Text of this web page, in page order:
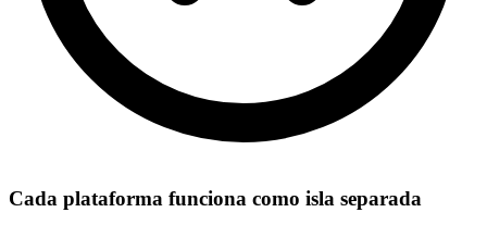
Cada plataforma funciona como isla separada